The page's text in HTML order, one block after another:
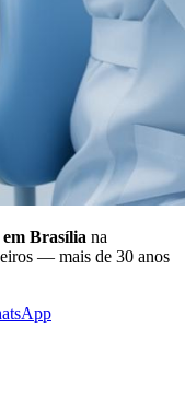
Brasília na
— mais de 30 anos